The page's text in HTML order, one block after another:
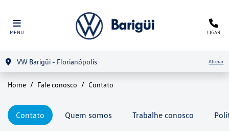
MENU LIGAR
VW Barigüi - Florianópolis Alterar
Home Fale conosco Contato
Contato Quem somos Trabalhe conosco